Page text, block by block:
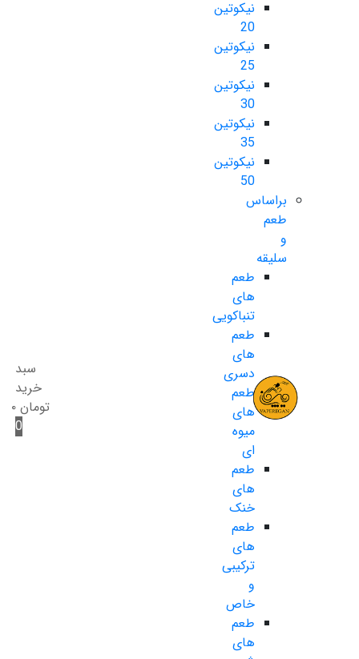
نیکوتین
20
نیکوتین
25
نیکوتین
30
نیکوتین
35
نیکوتین
50
براساس
طعم
و
سلیقه
طعم
های
تنباکویی
طعم
های
دسری
طعم
های
میوه
ای
طعم
های
خنک
طعم
های
ترکیبی
و
خاص
طعم
های
سبد
خرید
تومان ۰
0